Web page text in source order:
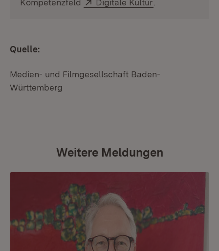
Kompetenzfeld Digitale Kultur
Quelle:
Medien- und Filmgesellschaft Baden-
Württemberg
Weitere Meldungen